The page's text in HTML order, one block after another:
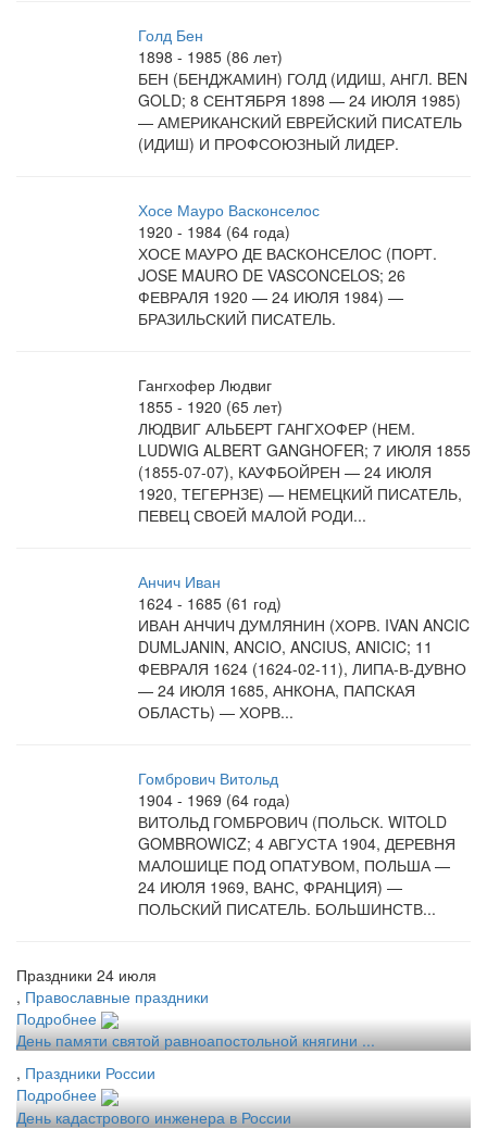
Голд Бен
1898 - 1985 (86 лет)
БЕН (БЕНДЖАМИН) ГОЛД (ИДИШ, АНГЛ. BEN
GOLD; 8 СЕНТЯБРЯ 1898 — 24 ИЮЛЯ 1985)
— АМЕРИКАНСКИЙ ЕВРЕЙСКИЙ ПИСАТЕЛЬ
(ИДИШ) И ПРОФСОЮЗНЫЙ ЛИДЕР.
Хосе Мауро Васконселос
1920 - 1984 (64 года)
ХОСЕ МАУРО ДЕ ВАСКОНСЕЛОС (ПОРТ.
JOSE MAURO DE VASCONCELOS; 26
ФЕВРАЛЯ 1920 — 24 ИЮЛЯ 1984) —
БРАЗИЛЬСКИЙ ПИСАТЕЛЬ.
Гангхофер Людвиг
1855 - 1920 (65 лет)
ЛЮДВИГ АЛЬБЕРТ ГАНГХОФЕР (НЕМ.
LUDWIG ALBERT GANGHOFER; 7 ИЮЛЯ 1855
(1855-07-07), КАУФБОЙРЕН — 24 ИЮЛЯ
1920, ТЕГЕРНЗЕ) — НЕМЕЦКИЙ ПИСАТЕЛЬ,
ПЕВЕЦ СВОЕЙ МАЛОЙ РОДИ...
Анчич Иван
1624 - 1685 (61 год)
ИВАН АНЧИЧ ДУМЛЯНИН (ХОРВ. IVAN ANCIC
DUMLJANIN, ANCIO, ANCIUS, ANICIC; 11
ФЕВРАЛЯ 1624 (1624-02-11), ЛИПА-В-ДУВНО
— 24 ИЮЛЯ 1685, АНКОНА, ПАПСКАЯ
ОБЛАСТЬ) — ХОРВ...
Гомбрович Витольд
1904 - 1969 (64 года)
ВИТОЛЬД ГОМБРОВИЧ (ПОЛЬСК. WITOLD
GOMBROWICZ; 4 АВГУСТА 1904, ДЕРЕВНЯ
МАЛОШИЦЕ ПОД ОПАТУВОМ, ПОЛЬША —
24 ИЮЛЯ 1969, ВАНС, ФРАНЦИЯ) —
ПОЛЬСКИЙ ПИСАТЕЛЬ. БОЛЬШИНСТВ...
Праздники 24 июля
, Православные праздники
Подробнее
День памяти святой равноапостольной княгини ...
, Праздники России
Подробнее
День кадастрового инженера в России